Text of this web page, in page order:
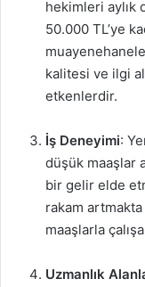
hekimleri aylık
50.000 TL’ye
kalitesi ve ilgi
etkenlerdir.
İş Deneyimi:
düşük maaşlar
bir gelir elde
rakam
maaşlarla
Uzmanlık